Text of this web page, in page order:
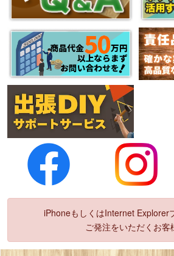
iPhoneもしくはInternet Explorer
ご発注をいただくお客